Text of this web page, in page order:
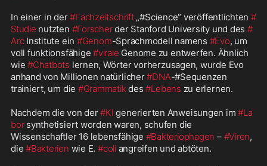
In einer in der #Fachzeitschrift „#Science“ veröffentlichten #
Studie nutzten #Forscher der Stanford University und des #
Arc Institute ein #Genom-Sprachmodell namens #Evo, um
voll funktionsfähige #virale Genome zu entwerfen. Ähnlich
wie #Chatbots lernen, Wörter vorherzusagen, wurde Evo
anhand von Millionen natürlicher #DNA-#Sequenzen
trainiert, um die #Grammatik des #Lebens zu erlernen.
Nachdem die von der #KI generierten Anweisungen im #La
bor synthetisiert worden waren, schufen die
Wissenschaftler 16 lebensfähige #Bakteriophagen – #Viren,
die #Bakterien wie E. #coli angreifen und abtöten.